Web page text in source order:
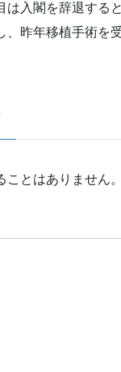
は入閣を辞退する
昨年移植手術を
とはありません。